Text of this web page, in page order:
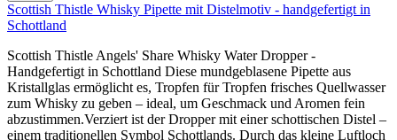
Scottish Thistle Whisky Pipette mit Distelmotiv - handgefertigt in
Schottland
Scottish Thistle Angels' Share Whisky Water Dropper -
Handgefertigt in Schottland Diese mundgeblasene Pipette aus
Kristallglas ermöglicht es, Tropfen für Tropfen frisches Quellwasser
zum Whisky zu geben – ideal, um Geschmack und Aromen fein
abzustimmen.Verziert ist der Dropper mit einer schottischen Distel –
einem traditionellen Symbol Schottlands. Durch das kleine Luftloch